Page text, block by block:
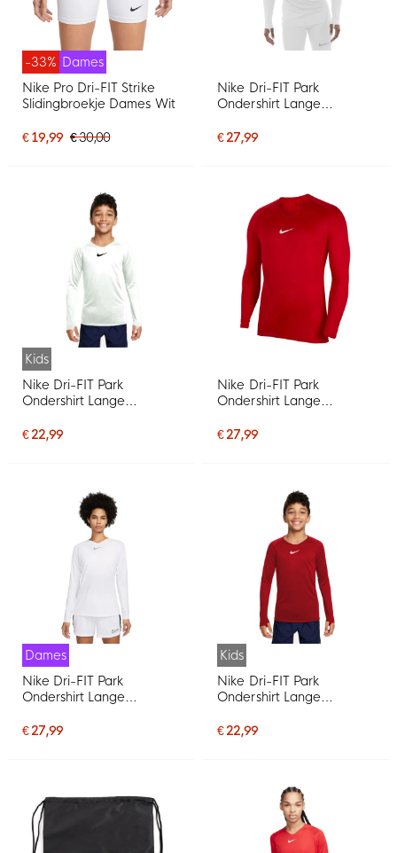
-33% Dames
Nike Pro Dri-FIT Strike
Slidingbroekje Dames Wit
€ 19,99 € 30,00
Nike Dri-FIT Park
Ondershirt Lange
€ 27,99
Kids
Nike Dri-FIT Park
Ondershirt Lange
€ 22,99
Nike Dri-FIT Park
Ondershirt Lange
€ 27,99
Dames
Nike Dri-FIT Park
Ondershirt Lange
€ 27,99
Kids
Nike Dri-FIT Park
Ondershirt Lange
€ 22,99